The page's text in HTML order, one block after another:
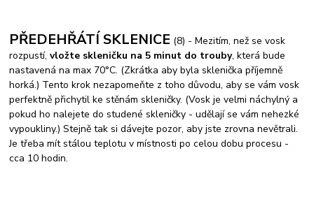
PŘEDEHŘÁTÍ SKLENICE (8) - Mezitím, než se vosk
rozpustí, vložte skleničku na 5 minut do trouby, která bude
nastavená na max 70°C. (Zkrátka aby byla sklenička příjemně
horká.) Tento krok nezapomeňte z toho důvodu, aby se vám vosk
perfektně přichytil ke stěnám skleničky. (Vosk je velmi náchylný a
pokud ho nalejete do studené skleničky - udělají se vám nehezké
vypoukliny.) Stejně tak si dávejte pozor, aby jste zrovna nevětrali.
Je třeba mít stálou teplotu v místnosti po celou dobu procesu -
cca 10 hodin.